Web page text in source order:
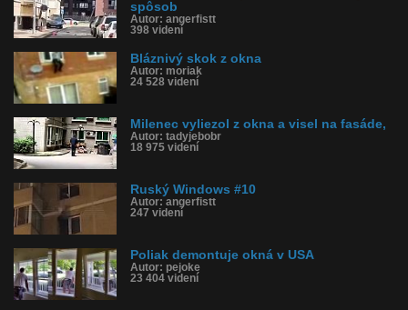
spôsob
Autor: angerfistt
398 videní
Bláznivý skok z okna
Autor: moriak
24 528 videní
Milenec vyliezol z okna a visel na fasáde,
Autor: tadyjebobr
18 975 videní
Ruský Windows #10
Autor: angerfistt
247 videní
Poliak demontuje okná v USA
Autor: pejoke
23 404 videní